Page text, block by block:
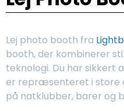
Lej photo booth fra
booth, der kombinerer
teknologi. Du har sikkert
er repræsenteret i store
på natklubber, barer og